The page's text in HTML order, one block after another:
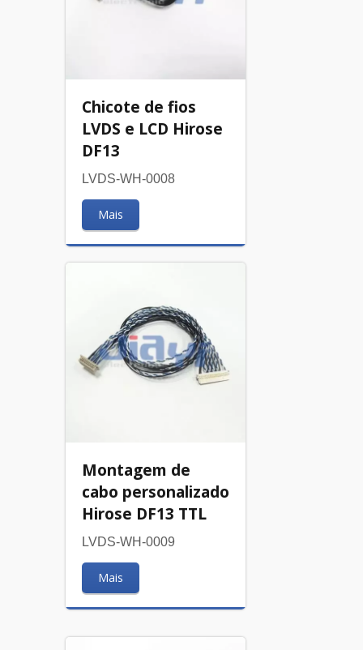
Chicote de fios
LVDS e LCD Hirose
DF13
LVDS-WH-0008
Mais
Montagem de
cabo personalizado
Hirose DF13 TTL
LVDS-WH-0009
Mais